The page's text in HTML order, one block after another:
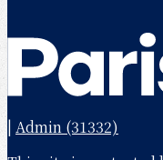
| Admin (31332)